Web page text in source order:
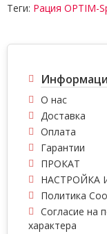
Теги: Рация OPTIM-
О нас
Доставка
Оплата
Гарантии
ПРОКАТ
НАСТРОЙКА
Политика
Согласие на
характера